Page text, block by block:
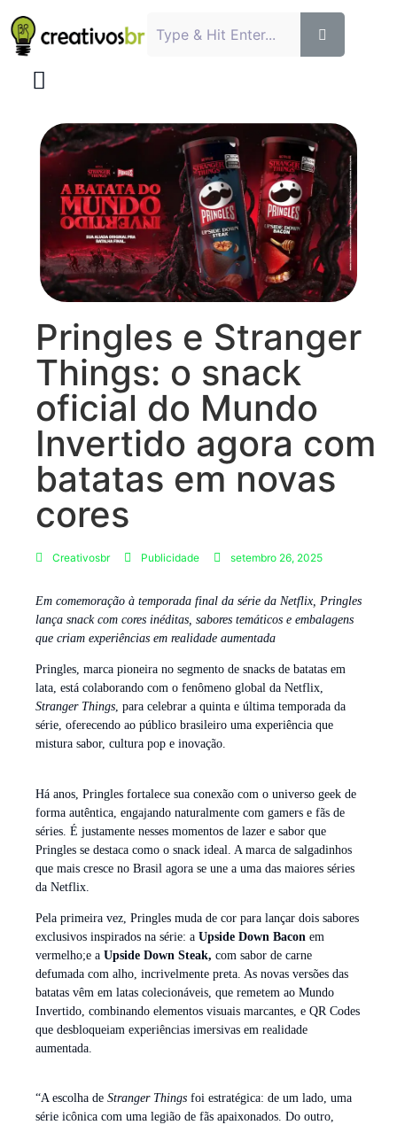
Pringles e Stranger
Things: o snack
oficial do Mundo
Invertido agora com
batatas em novas
cores
Creativosbr Publicidade setembro 26, 2025
Em comemoração à temporada final da série da Netflix, Pringles
lança snack com cores inéditas, sabores temáticos e embalagens
que criam experiências em realidade aumentada
Pringles, marca pioneira no segmento de snacks de batatas em
lata, está colaborando com o fenômeno global da Netflix,
Stranger Things, para celebrar a quinta e última temporada da
série, oferecendo ao público brasileiro uma experiência que
mistura sabor, cultura pop e inovação.
Há anos, Pringles fortalece sua conexão com o universo geek de
forma autêntica, engajando naturalmente com gamers e fãs de
séries. É justamente nesses momentos de lazer e sabor que
Pringles se destaca como o snack ideal. A marca de salgadinhos
que mais cresce no Brasil agora se une a uma das maiores séries
da Netflix.
Pela primeira vez, Pringles muda de cor para lançar dois sabores
exclusivos inspirados na série: a Upside Down Bacon em
vermelho;e a Upside Down Steak, com sabor de carne
defumada com alho, incrivelmente preta. As novas versões das
batatas vêm em latas colecionáveis, que remetem ao Mundo
Invertido, combinando elementos visuais marcantes, e QR Codes
que desbloqueiam experiências imersivas em realidade
aumentada.
“A escolha de Stranger Things foi estratégica: de um lado, uma
série icônica com uma legião de fãs apaixonados. Do outro,